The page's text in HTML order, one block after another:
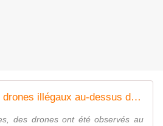
France : les vols de drones illégaux au-dessus de sites sensibles se multiplient
des drones ont été observés au